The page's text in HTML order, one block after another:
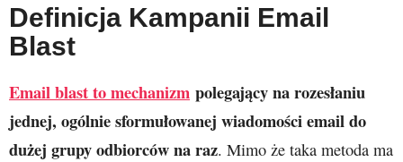
Definicja Kampanii Email
Blast
Email blast to mechanizm polegający na rozesłaniu
jednej, ogólnie sformułowanej wiadomości email do
dużej grupy odbiorców na raz. Mimo że taka metoda ma